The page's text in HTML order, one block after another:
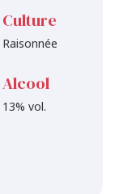
Culture
Raisonnée
Alcool
13% vol.